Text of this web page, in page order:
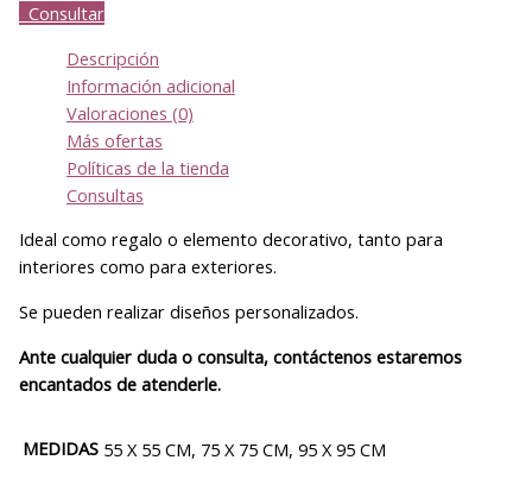
Consultar
Descripción
Información adicional
Valoraciones (0)
Más ofertas
Políticas de la tienda
Consultas
Ideal como regalo o elemento decorativo, tanto para
interiores como para exteriores.
Se pueden realizar diseños personalizados.
Ante cualquier duda o consulta, contáctenos estaremos
encantados de atenderle.
MEDIDAS 55 X 55 CM, 75 X 75 CM, 95 X 95 CM